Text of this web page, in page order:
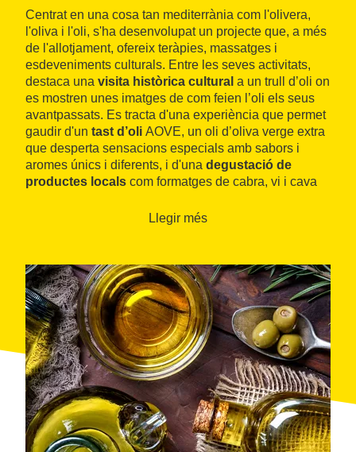
Centrat en una cosa tan mediterrània com l'olivera,
l'oliva i l'oli, s'ha desenvolupat un projecte que, a més
de l'allotjament, ofereix teràpies, massatges i
esdeveniments culturals. Entre les seves activitats,
destaca una visita històrica cultural a un trull d’oli on
es mostren unes imatges de com feien l’oli els seus
avantpassats. Es tracta d'una experiència que permet
gaudir d'un tast d’oli AOVE, un oli d’oliva verge extra
que desperta sensacions especials amb sabors i
aromes únics i diferents, i d'una degustació de
productes locals com formatges de cabra, vi i cava
Oleum Experientia
massatgesbasats enproductes naturalsque es
poden gaudir en solitari o també en parella. L'espai
disposa de botiga amb productes naturals de
quilòmetre zero, productes d'estètica i sabons d'oli
d'oliva.
L'oferta també inclou la possibilitat de llogar sales per
a celebracions o reunions. El poble es troba a 24
quilòmetres de l'estany deBanyoles, un lloc ideal per
caminar, passejar en barca o simplement fer-hi una
capbussada.
Llegir més